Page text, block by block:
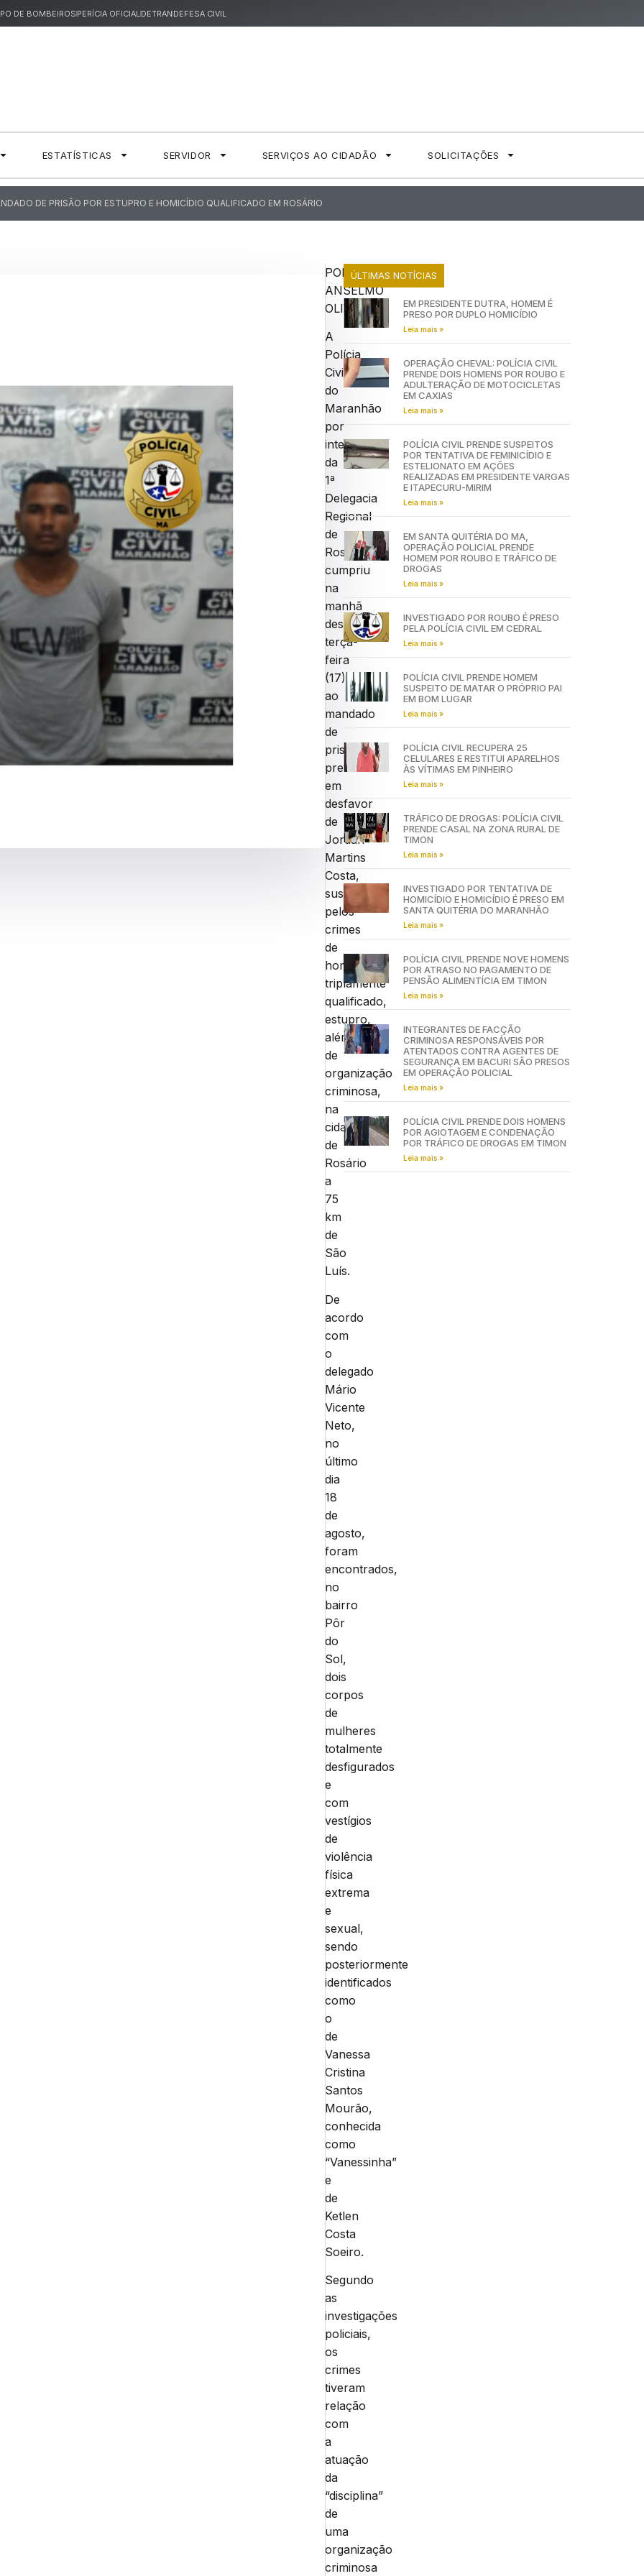
DE BOMBEIROSPERÍCIA OFICIALDETRANDEFESA CIVIL
ESTATÍSTICAS SERVIDOR SERVIÇOS AO CIDADÃO SOLICITAÇÕES
DE PRISÃO POR ESTUPRO E HOMICÍDIO QUALIFICADO EM ROSÁRIO
POR:
ANSELMO
OLIVEIRA
A
Polícia
Civil
do
Maranhão
por
intermédio
da
1ª
Delegacia
Regional
de
Rosário,
cumpriu
na
manhã
desta
terça-
feira
(17),
ao
mandado
de
prisão
preventiva
em
desfavor
de
Jordan
Martins
Costa,
suspeito
pelos
crimes
de
homicídio
triplamente
qualificado,
estupro,
além
de
organização
criminosa,
na
cidade
de
Rosário
a
75
km
de
São
Luís.
De
acordo
com
o
delegado
Mário
Vicente
Neto,
no
último
dia
18
de
agosto,
foram
encontrados,
no
bairro
Pôr
do
Sol,
dois
corpos
de
mulheres
totalmente
desfigurados
e
com
vestígios
de
violência
física
extrema
e
sexual,
sendo
posteriormente
identificados
como
o
de
Vanessa
Cristina
Santos
Mourão,
conhecida
como
“Vanessinha”
e
de
Ketlen
Costa
Soeiro.
Segundo
as
investigações
policiais,
os
crimes
tiveram
relação
com
a
atuação
da
“disciplina”
de
uma
organização
criminosa
ÚLTIMAS NOTÍCIAS
EM PRESIDENTE DUTRA, HOMEM É
PRESO POR DUPLO HOMICÍDIO
Leia mais »
OPERAÇÃO CHEVAL: POLÍCIA CIVIL
PRENDE DOIS HOMENS POR ROUBO E
ADULTERAÇÃO DE MOTOCICLETAS
EM CAXIAS
Leia mais »
POLÍCIA CIVIL PRENDE SUSPEITOS
POR TENTATIVA DE FEMINICÍDIO E
ESTELIONATO EM AÇÕES
REALIZADAS EM PRESIDENTE VARGAS
E ITAPECURU-MIRIM
Leia mais »
EM SANTA QUITÉRIA DO MA,
OPERAÇÃO POLICIAL PRENDE
HOMEM POR ROUBO E TRÁFICO DE
DROGAS
Leia mais »
INVESTIGADO POR ROUBO É PRESO
PELA POLÍCIA CIVIL EM CEDRAL
Leia mais »
POLÍCIA CIVIL PRENDE HOMEM
SUSPEITO DE MATAR O PRÓPRIO PAI
EM BOM LUGAR
Leia mais »
POLÍCIA CIVIL RECUPERA 25
CELULARES E RESTITUI APARELHOS
ÀS VÍTIMAS EM PINHEIRO
Leia mais »
TRÁFICO DE DROGAS: POLÍCIA CIVIL
PRENDE CASAL NA ZONA RURAL DE
TIMON
Leia mais »
INVESTIGADO POR TENTATIVA DE
HOMICÍDIO E HOMICÍDIO É PRESO EM
SANTA QUITÉRIA DO MARANHÃO
Leia mais »
POLÍCIA CIVIL PRENDE NOVE HOMENS
POR ATRASO NO PAGAMENTO DE
PENSÃO ALIMENTÍCIA EM TIMON
Leia mais »
INTEGRANTES DE FACÇÃO
CRIMINOSA RESPONSÁVEIS POR
ATENTADOS CONTRA AGENTES DE
SEGURANÇA EM BACURI SÃO PRESOS
EM OPERAÇÃO POLICIAL
Leia mais »
POLÍCIA CIVIL PRENDE DOIS HOMENS
POR AGIOTAGEM E CONDENAÇÃO
POR TRÁFICO DE DROGAS EM TIMON
Leia mais »